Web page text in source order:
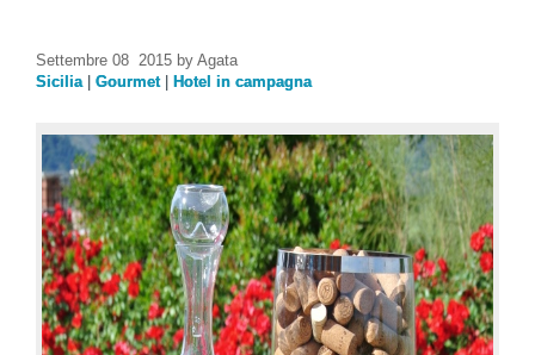
Settembre 08 2015 by Agata
Sicilia
Gourmet Hotel in campagna